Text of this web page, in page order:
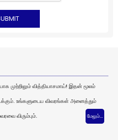
முற்றிலும் வித்தியாசமாய்! இதன் மூலம்
உங்களுடைய விவரங்கள் அனைத்தும்
விரும்பும்.
மேலும்…